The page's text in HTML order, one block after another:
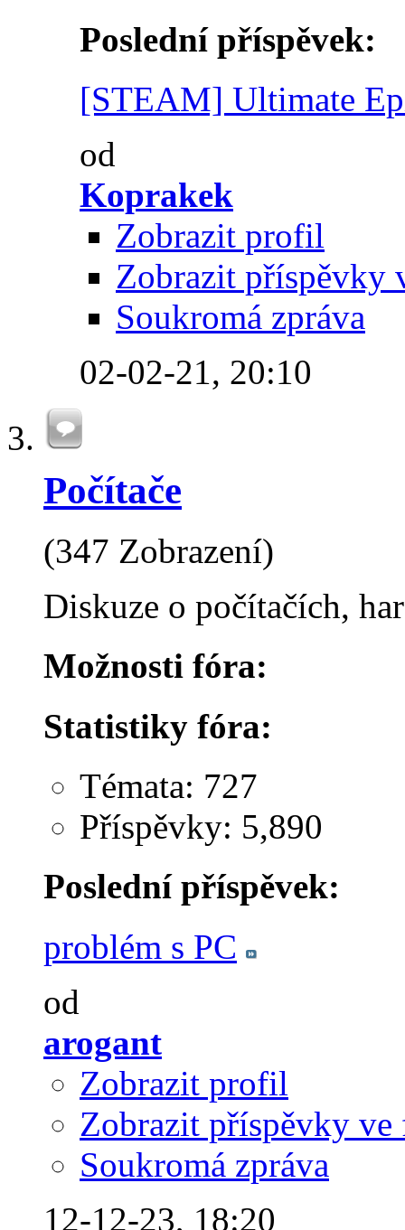
Poslední příspěvek:
[STEAM] Ultimate
od
Koprakek
Zobrazit profil
Zobrazit příspěvky
Soukromá zpráva
02-02-21, 20:10
Počítače
(347 Zobrazení)
Diskuze o počítačích,
Možnosti fóra:
Statistiky fóra:
Témata: 727
Příspěvky: 5,890
Poslední příspěvek:
problém s PC
od
arogant
Zobrazit profil
Zobrazit příspěvky ve
Soukromá zpráva
12-12-23, 18:20